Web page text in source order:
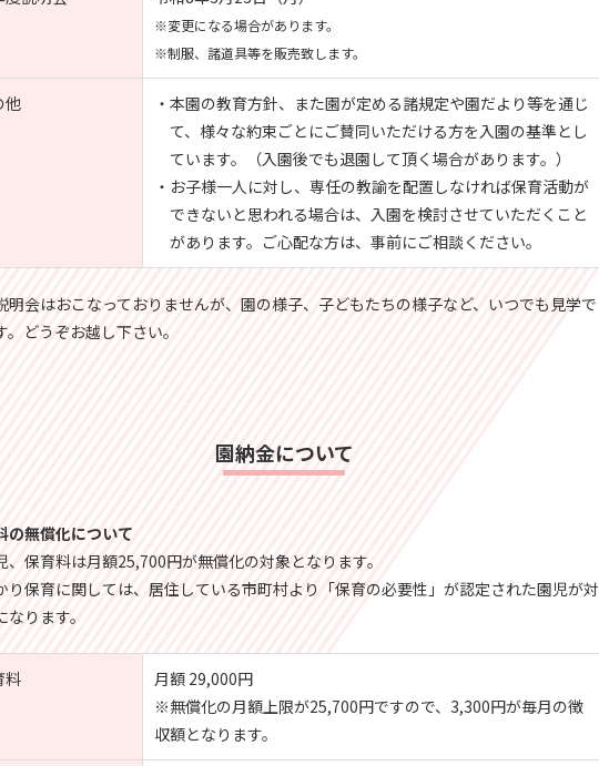
※変更になる場合があります。
※制服、諸道具等を販売致します。
他
・本園の教育方針、また園が定める諸規定や園だより等を通じ
て、様々な約束ごとにご賛同いただける方を入園の基準とし
ています。（入園後でも退園して頂く場合があります。）
・お子様一人に対し、専任の教諭を配置しなければ保育活動が
できないと思われる場合は、入園を検討させていただくこと
があります。ご心配な方は、事前にご相談ください。
明会はおこなっておりませんが、園の様子、子どもたちの様子など、いつでも見学で
。どうぞお越し下さい。
園納金について
の無償化について
保育料は月額25,700円が無償化の対象となります。
保育に関しては、居住している市町村より「保育の必要性」が認定された園児が対
なります。
料
月額 29,000円
※無償化の月額上限が25,700円ですので、3,300円が毎月の徴
収額となります。